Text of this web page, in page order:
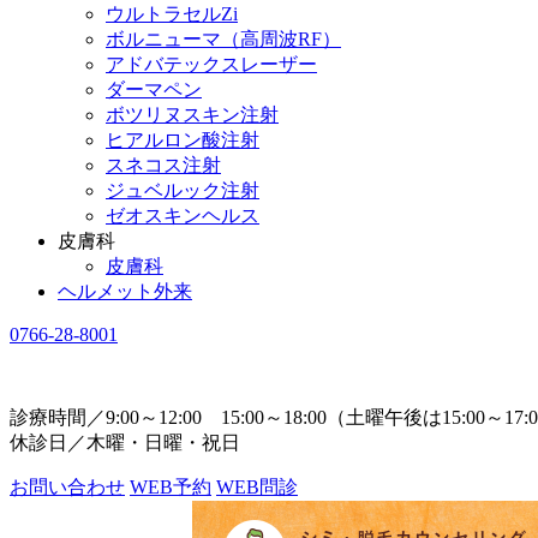
ウルトラセルZi
ボルニューマ（高周波RF）
アドバテックスレーザー
ダーマペン
ボツリヌスキン注射
ヒアルロン酸注射
スネコス注射
ジュベルック注射
ゼオスキンヘルス
皮膚科
皮膚科
ヘルメット外来
0766-28-8001
診療時間／9:00～12:00 15:00～18:00（土曜午後は15:00～
休診日／木曜・日曜・祝日
お問い合わせ WEB予約 WEB問診